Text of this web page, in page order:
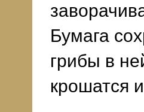
Бумага
грибы в
крошатся